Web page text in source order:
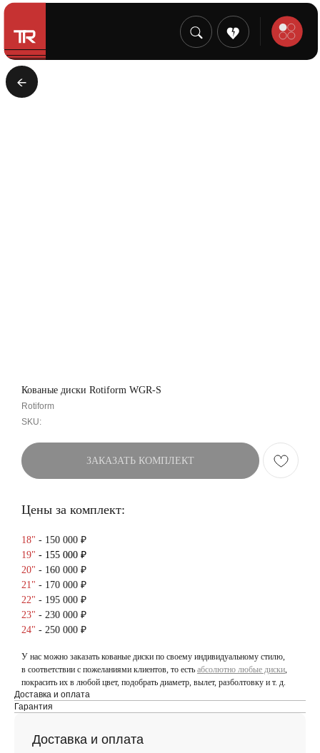
Кованые диски Rotiform WGR-S
Rotiform
SKU:
ЗАКАЗАТЬ КОМПЛЕКТ
Цены за комплект:
18" - 150 000 ₽
19" - 155 000 ₽
20" - 160 000 ₽
21" - 170 000 ₽
22" - 195 000 ₽
23" - 230 000 ₽
24" - 250 000 ₽
У нас можно заказать кованые диски по своему индивидуальному стилю,
в соответствии с пожеланиями клиентов, то есть абсолютно любые диски,
покрасить их в любой цвет, подобрать диаметр, вылет, разболтовку и т. д.
Доставка и оплата
Гарантия
Доставка и оплата